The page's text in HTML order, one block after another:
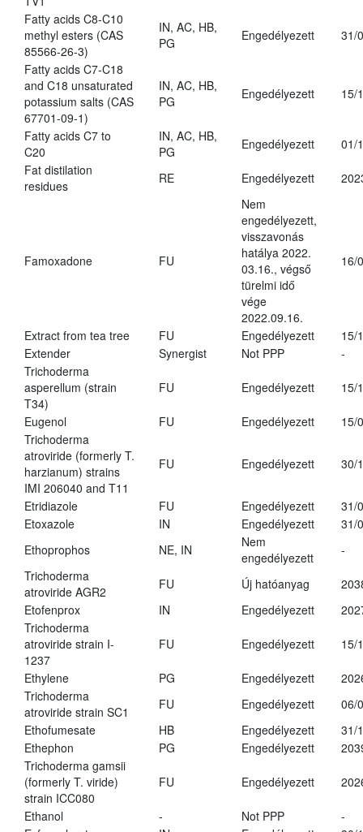
Fatty acids C8-C10
methyl esters (CAS
85566-26-3)
IN, AC, HB,
PG
Engedélyezett 31/
Fatty acids C7-C18
and C18 unsaturated
potassium salts (CAS
67701-09-1)
IN, AC, HB,
PG
Engedélyezett 15/
Fatty acids C7 to
C20
IN, AC, HB,
PG
Engedélyezett
01/
Fat distilation
residues
RE Engedélyezett
Famoxadone FU
Nem
engedélyezett,
visszavonás
hatálya 2022.
03.16., végső
türelmi idő
vége
2022.09.16.
16/
Extract from tea tree FU Engedélyezett
15/
Extender
Synergist Not PPP
-
Trichoderma
asperellum (strain
T34)
FU Engedélyezett 15/
Eugenol FU Engedélyezett
15/
Trichoderma
atroviride (formerly T.
harzianum) strains
IMI 206040 and T11
FU Engedélyezett 30/
Etridiazole FU Engedélyezett
31/
Etoxazole
IN Engedélyezett
31/
Ethoprophos
NE, IN
Nem
engedélyezett
-
Trichoderma
atroviride AGR2
FU Új hatóanyag
Etofenprox
IN Engedélyezett
Trichoderma
atroviride strain I-
1237
FU Engedélyezett 15/
Ethylene PG Engedélyezett
Trichoderma
atroviride strain SC1
FU Engedélyezett
06/
Ethofumesate
HB Engedélyezett
31/
Ethephon
PG Engedélyezett
Trichoderma gamsii
(formerly T. viride)
strain ICC080
FU Engedélyezett
Ethanol - Not PPP
-